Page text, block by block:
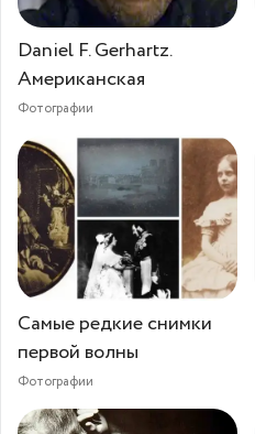
Daniel F. Gerhartz.
Американская
Фотографии
Самые редкие снимки
первой волны
Фотографии